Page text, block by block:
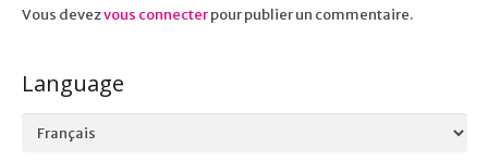
Vous devezvous connecterpour publier un commentaire.
Language
Language